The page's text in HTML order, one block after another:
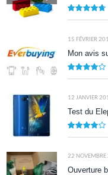
15 FÉVRIER
Mon avis
12 JANVIER
Test du
22
Ouverture